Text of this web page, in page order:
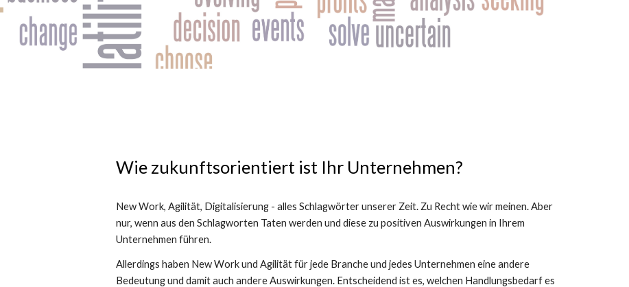
Wie zukunftsorientiert ist Ihr Unternehmen?
New Work, Agilität, Digitalisierung - alles Schlagwörter unserer Zeit. Zu Recht wie wir meinen. Aber
nur, wenn aus den Schlagworten Taten werden und diese zu positiven Auswirkungen in Ihrem
Unternehmen führen.
Allerdings haben New Work und Agilität für jede Branche und jedes Unternehmen eine andere
Bedeutung und damit auch andere Auswirkungen. Entscheidend ist es, welchen Handlungsbedarf es